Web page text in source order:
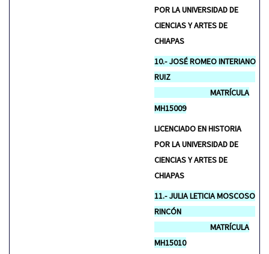
POR LA UNIVERSIDAD DE
CIENCIAS Y ARTES DE
CHIAPAS
10.- JOSÉ ROMEO INTERIANO
RUIZ
MATRÍCULA
MH15009
LICENCIADO EN HISTORIA
POR LA UNIVERSIDAD DE
CIENCIAS Y ARTES DE
CHIAPAS
11.- JULIA LETICIA MOSCOSO
RINCÓN
MATRÍCULA
MH15010